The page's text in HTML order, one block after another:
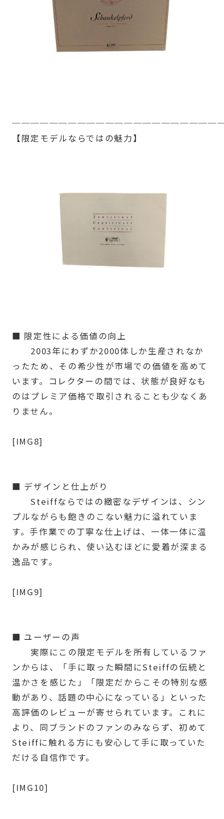
【限定モデルならではの魅力】
■ 限定性による価値の向上
2003年にわずか2000体しか生産されなか
ったため、その希少性が市場での価値を高めて
います。コレクターの間では、状態が良好なも
のはプレミア価格で取引されることも少なくあ
りません。
[IMG8]
■ デザインと仕上がり
Steiffならではの緻密なデザインは、シン
プルながらも飽きのこない魅力に溢れていま
す。手作業での丁寧な仕上げは、一体一体に温
かみが感じられ、使い込むほどに愛着が深まる
逸品です。
[IMG9]
■ ユーザーの声
実際にこの限定モデルを所有しているファ
ンからは、「手に取った瞬間にSteiffの伝統と
温かさを感じた」「限定だからこその特別な感
動があり、話題の中心になっている」といった
高評価のレビューが寄せられています。これに
より、同ブランドのファンのみならず、初めて
Steiffに触れる方にも安心して手に取っていた
だける自信作です。
[IMG10]